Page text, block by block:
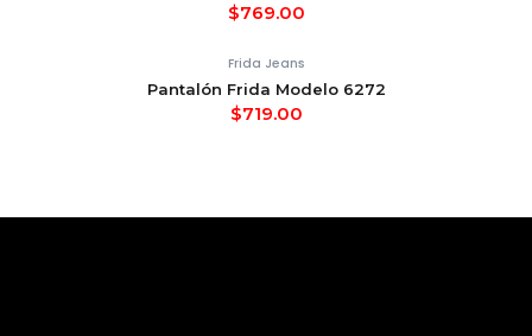
$769.00
Frida Jeans
Pantalón Frida Modelo 6272
$719.00